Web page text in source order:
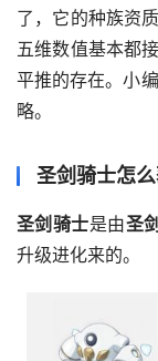
了，它的种族资
五维数值基本都
平推的存在。小
略。
圣剑骑士怎么
圣剑骑士是由圣
升级进化来的。